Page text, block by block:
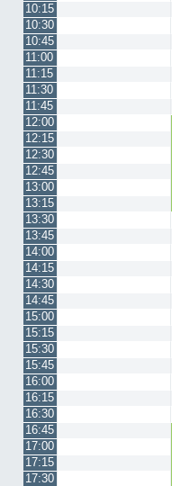
10:15
10:30
10:45
11:00
11:15
11:30
11:45
12:00
12:15
12:30
12:45
13:00
13:15
13:30
13:45
14:00
14:15
14:30
14:45
15:00
15:15
15:30
15:45
16:00
16:15
16:30
16:45
17:00
17:15
17:30